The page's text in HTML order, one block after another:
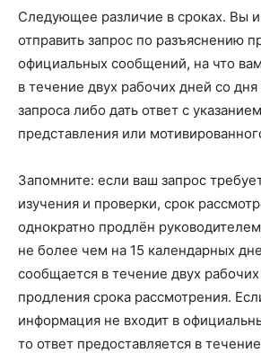
Следующее различие в сроках. Вы
отправить запрос по разъяснению
официальных сообщений, на что
в течение двух рабочих дней со
запроса либо дать ответ с
представления или
Запомните: если ваш запрос
изучения и проверки, срок
однократно продлён
не более чем на 15 календарных
сообщается в течение двух
продления срока рассмотрения.
информация не входит в
то ответ предоставляется в